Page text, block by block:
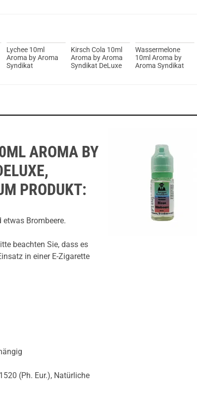
Lychee 10ml
Aroma by Aroma
Syndikat
Kirsch Cola 10ml
Aroma by Aroma
Syndikat DeLuxe
Wassermelone
10ml Aroma by
Aroma Syndikat
AROMA BY
PRODUKT:
Brombeere.
beachten Sie, dass es
in einer E-Zigarette
(Ph. Eur.), Natürliche